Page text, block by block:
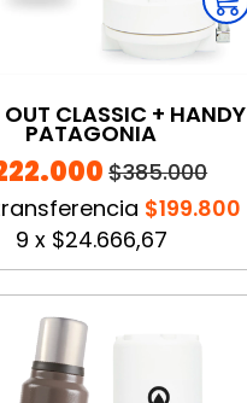
OUT CLASSIC + HANDY
PATAGONIA
$385.000
$199.800
9 x $24.666,67